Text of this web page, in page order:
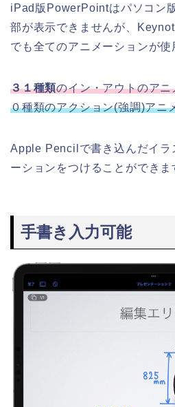
iPad版PowerPointはパソコン
部が表示できませんが、
でも全てのアニメーションが使
３１種類のイン・アウトのアニ
０種類のアクション(強調)アニ
Apple Pencilで書き込んだイラ
ーションをつけることができま
手書き入力可能